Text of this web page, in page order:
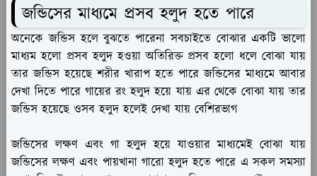
জন্ডিসের মাধ্যমে প্রসব হলুদ হতে পারে
অনেকে জন্ডিস হলে বুঝতে পারেনা সবচাইতে বোঝার একটি ভালো
মাধ্যম হলো প্রসব হলুদ হওয়া অতিরিক্ত প্রসব হলো ধলে বোঝা যায়
তার জন্ডিস হয়েছে শরীর খারাপ হতে পারে জন্ডিসের মাধ্যমে আবার
দেখা দিতে পারে গায়ের রং হলুদ হয়ে যায় এর থেকে বোঝা যায় তার
জন্ডিস হয়েছে ওসব হলুদ হলেই দেখা যায় বেশিরভাগ
জন্ডিসের লক্ষণ এবং গা হলুদ হয়ে যাওয়ার মাধ্যমেই বোঝা যায়
জন্ডিসের লক্ষণ এবং পায়খানা গারো হলুদ হতে পারে এ সকল সমস্যা